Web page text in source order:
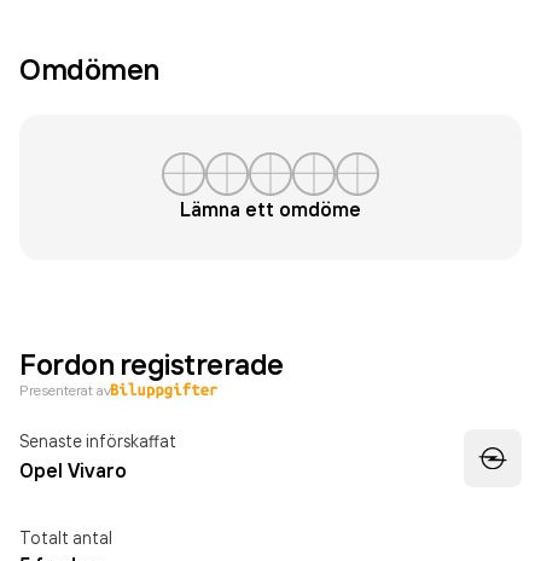
Omdömen
Lämna ett omdöme
Fordon registrerade
Presenterat av
Senaste införskaffat
Opel Vivaro
Totalt antal